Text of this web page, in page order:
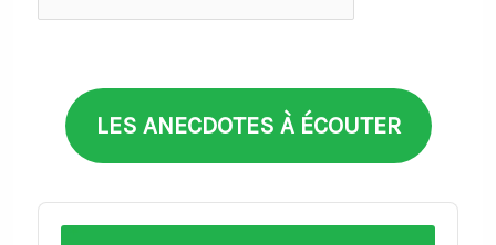
par
LES ANECDOTES À ÉCOUTER
Audio
Player